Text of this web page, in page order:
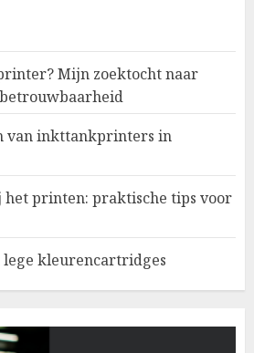
Mijn zoektocht naar
van inkttankprinters in
het printen: praktische tips voor
kleurencartridges